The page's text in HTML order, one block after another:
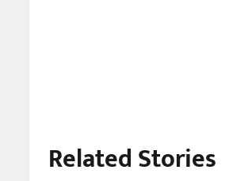
Related Stories